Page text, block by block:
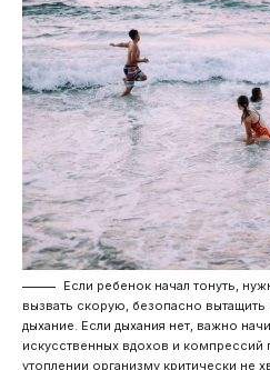
Если ребенок начал тонуть,
вызвать скорую, безопасно
дыхание. Если дыхания нет, важно
искусственных вдохов и компрессий
утоплении организму критически не